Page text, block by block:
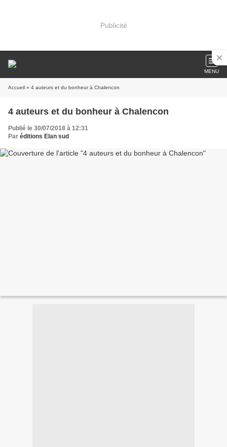
Publicité
MENU
Accueil » 4 auteurs et du bonheur à Chalencon
4 auteurs et du bonheur à Chalencon
Publié le 30/07/2018 à 12:31
Par éditions Elan sud